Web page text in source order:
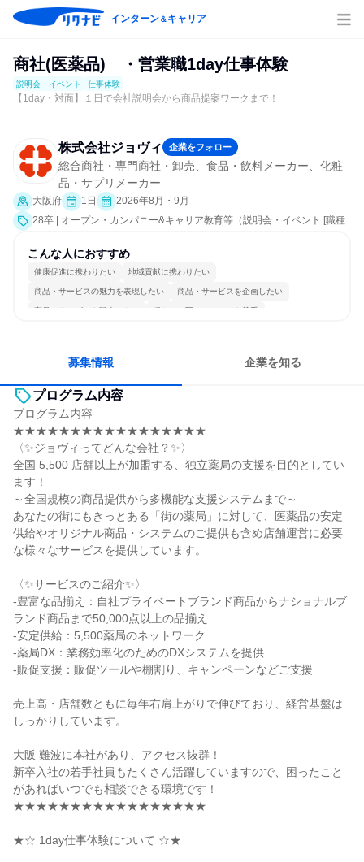
インターン＆キャリア
商社(医薬品) ・営業職1day仕事体験
説明会・イベント 仕事体験
【1day・対面】１日で会社説明会から商品提案ワークまで！
株式会社ジョヴィ 企業をフォロー
総合商社・専門商社・卸売、食品・飲料メーカー、化粧
品・サプリメーカー
大阪府 1日
2026年8月・9月
28卒 | オープン・カンパニー&キャリア教育等（説明会・イベント [職種
会社説明会、業界研究]、仕事体験）
こんな人におすすめ
健康促進に携わりたい 地域貢献に携わりたい
商品・サービスの魅力を表現したい 商品・サービスを企画したい
商品・サービスを販売したい 穏やかで互いのペースを尊重
募集情報 企業を知る
プログラム内容
プログラム内容
★★★★★★★★★★★★★★★★★
〈✨ジョヴィってどんな会社？✨〉
全国 5,500 店舗以上が加盟する、独立薬局の支援を目的としてい
ます！
～全国規模の商品提供から多機能な支援システムまで～
あなたの街にもきっとある「街の薬局」に対して、医薬品の安定
供給やオリジナル商品・システムのご提供も含め店舗運営に必要
な様々なサービスを提供しています。
〈✨サービスのご紹介✨〉
‐豊富な品揃え：自社プライベートブランド商品からナショナルブ
ランド商品まで50,000点以上の品揃え
‐安定供給：5,500薬局のネットワーク
‐薬局DX：業務効率化のためのDXシステムを提供
‐販促支援：販促ツールや棚割り、キャンペーンなどご支援
売上高・店舗数ともに毎年右肩上がりで伸びており、経営基盤は
しっかりしています。
大阪 難波に本社があり、アクセス抜群！
新卒入社の若手社員もたくさん活躍していますので、困ったこと
があればいつでも相談できる環境です！
★★★★★★★★★★★★★★★★★
★☆ 1day仕事体験について ☆★